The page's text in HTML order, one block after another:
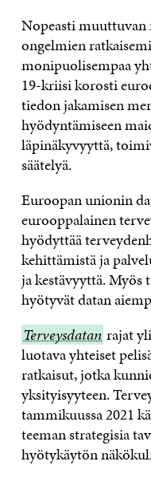
Nopeasti
ongelmien
monipuolisempaa
19-kriisi korosti
tiedon jakamisen
hyödyntämiseen
läpinäkyvyyttä,
säätelyä.
Euroopan unionin
eurooppalainen
hyödyttää
kehittämistä ja
ja kestävyyttä.
hyötyvät datan
Terveysdatan
Terveysdatan rajat
luotava yhteiset
ratkaisut, jotka
yksityisyyteen.
tammikuussa 2021
teeman strategisia
hyötykäytön